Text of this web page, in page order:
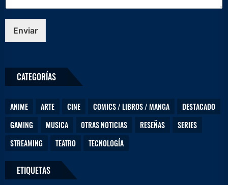
Enviar
CATEGORÍAS
ANIME ARTE CINE COMICS / LIBROS / MANGA
DESTACADO
GAMING
MUSICA OTRAS NOTICIAS RESEÑAS
SERIES
STREAMING
TEATRO TECNOLOGÍA
ETIQUETAS